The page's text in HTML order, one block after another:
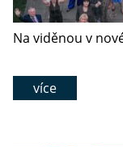
Na viděnou v
více